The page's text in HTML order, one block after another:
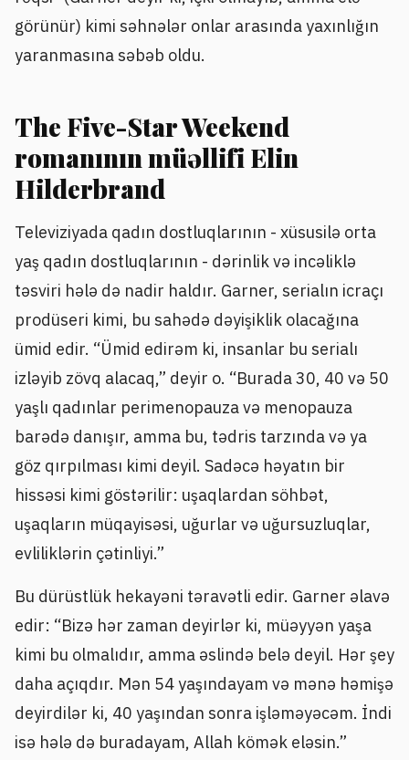
görünür) kimi səhnələr onlar arasında yaxınlığın
yaranmasına səbəb oldu.
The Five-Star Weekend
romanının müəllifi Elin
Hilderbrand
Televiziyada qadın dostluqlarının - xüsusilə orta
yaş qadın dostluqlarının - dərinlik və incəliklə
təsviri hələ də nadir haldır. Garner, serialın icraçı
prodüseri kimi, bu sahədə dəyişiklik olacağına
ümid edir. “Ümid edirəm ki, insanlar bu serialı
izləyib zövq alacaq,” deyir o. “Burada 30, 40 və 50
yaşlı qadınlar perimenopauza və menopauza
barədə danışır, amma bu, tədris tarzında və ya
göz qırpılması kimi deyil. Sadəcə həyatın bir
hissəsi kimi göstərilir: uşaqlardan söhbət,
uşaqların müqayisəsi, uğurlar və uğursuzluqlar,
evliliklərin çətinliyi.”
Bu dürüstlük hekayəni təravətli edir. Garner əlavə
edir: “Bizə hər zaman deyirlər ki, müəyyən yaşa
kimi bu olmalıdır, amma əslində belə deyil. Hər şey
daha açıqdır. Mən 54 yaşındayam və mənə həmişə
deyirdilər ki, 40 yaşından sonra işləməyəcəm. İndi
isə hələ də buradayam, Allah kömək eləsin.”